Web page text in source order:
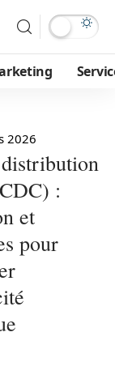
2026
:
et
pour